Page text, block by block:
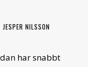
JESPER NILSSON
har snabbt